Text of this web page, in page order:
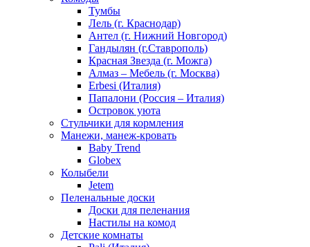
Тумбы
Лель (г. Краснодар)
Антел (г. Нижний Новгород)
Гандылян (г.Ставрополь)
Красная Звезда (г. Можга)
Алмаз – Мебель (г. Москва)
Erbesi (Италия)
Папалони (Россия – Италия)
Островок уюта
Стульчики для кормления
Манежи, манеж-кровать
Baby Trend
Globex
Колыбели
Jetem
Пеленальные доски
Доски для пеленания
Настилы на комод
Детские комнаты